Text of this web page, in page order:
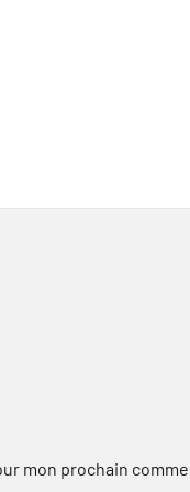
mon prochain